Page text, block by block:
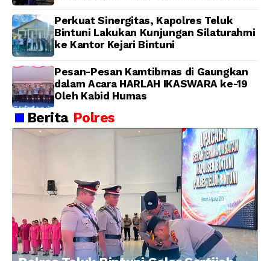
Perkuat Sinergitas, Kapolres Teluk
Bintuni Lakukan Kunjungan Silaturahmi
ke Kantor Kejari Bintuni
Pesan-Pesan Kamtibmas di Gaungkan
dalam Acara HARLAH IKASWARA ke-19
Oleh Kabid Humas
Berita Polres